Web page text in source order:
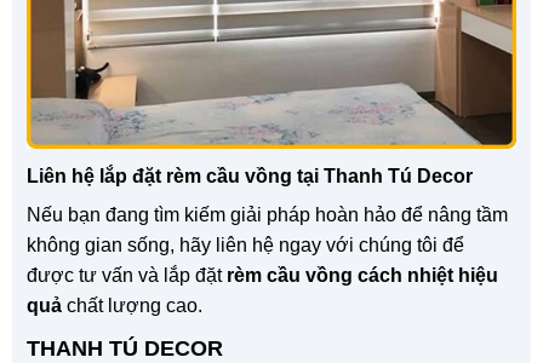
Liên hệ lắp đặt rèm cầu vồng tại Thanh Tú Decor
Nếu bạn đang tìm kiếm giải pháp hoàn hảo để nâng tầm
không gian sống, hãy liên hệ ngay với chúng tôi để
được tư vấn và lắp đặt rèm cầu vồng cách nhiệt hiệu
quả chất lượng cao.
THANH TÚ DECOR